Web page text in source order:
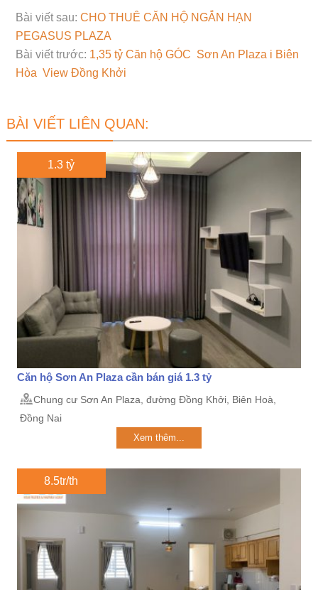
Bài viết sau: CHO THUÊ CĂN HỘ NGẮN HẠN
PEGASUS PLAZA
Bài viết trước: 1,35 tỷ Căn hộ GÓC Sơn An Plaza i Biên
Hòa View Đồng Khởi
BÀI VIẾT LIÊN QUAN:
1.3 tỷ
Căn hộ Sơn An Plaza cần bán giá 1.3 tỷ
Chung cư Sơn An Plaza, đường Đồng Khởi, Biên Hoà,
Đồng Nai
Xem thêm...
8.5tr/th